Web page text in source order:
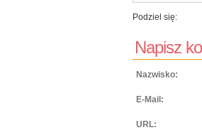
Podziel się:
Napisz
Nazwisko:
E-Mail:
URL: